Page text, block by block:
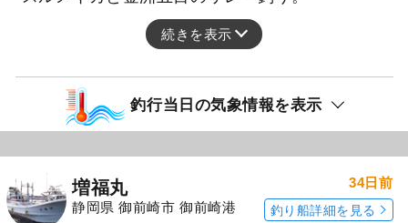
続きを表示
釣行当日の気象情報を表示
増福丸
静岡県 御前崎市 御前崎港
34日前
釣り船詳細を見る